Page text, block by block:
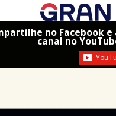
no Facebook e
canal no